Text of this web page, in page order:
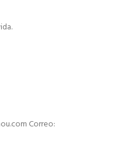
Correo: